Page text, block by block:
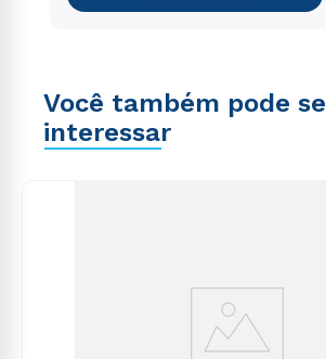
Você também pode se
interessar